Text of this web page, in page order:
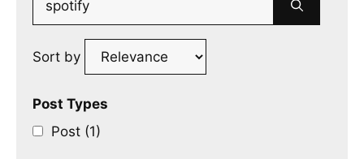
Sort by
Post Types
Post (1)